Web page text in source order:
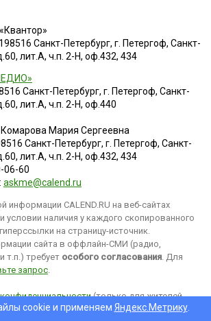
Санкт-Петербург, г. Петергоф, Санкт-
лит.А, ч.п. 2-Н, оф.432, 434
Санкт-Петербург, г. Петергоф, Санкт-
лит.А, ч.п. 2-Н, оф.440
Мария Сергеевна
Санкт-Петербург, г. Петергоф, Санкт-
лит.А, ч.п. 2-Н, оф.432, 434
06-60
askme@calend.ru
информации CALEND.RU на веб-сайтах
наличия у каждого скопированного
на страницу-источник.
сайта в оффлайн-СМИ (радио,
т.п.) требует особого согласования. Для
запрос.
(только для жителей
cookie и применяем Яндекс.Метрику.